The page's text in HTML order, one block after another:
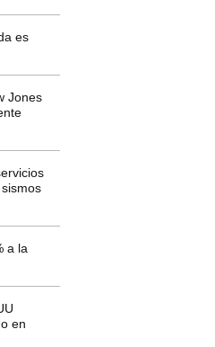
es
Jones
a la
en